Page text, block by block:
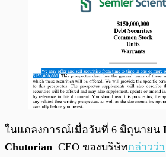
ในแถลงการณ์เมื่อวันที่ 6 มิถุนายน
Chutorian CEO ของบริษัทกล่าวว่า